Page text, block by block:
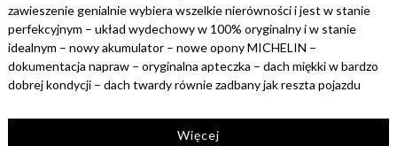
zawieszenie genialnie wybiera wszelkie nierówności i jest w stanie
perfekcyjnym – układ wydechowy w 100% oryginalny i w stanie
idealnym – nowy akumulator – nowe opony MICHELIN –
dokumentacja napraw – oryginalna apteczka – dach miękki w bardzo
dobrej kondycji – dach twardy równie zadbany jak reszta pojazdu
Więcej